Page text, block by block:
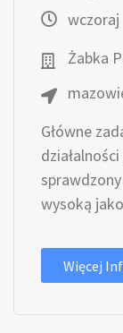
wczoraj
Żabka
Główne
wysoką
Więcej